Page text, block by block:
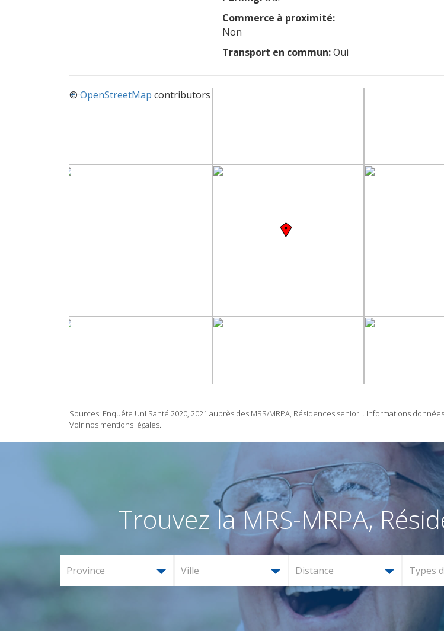
Commerce à proximité:
Non
Transport en commun:Oui
+−
©OpenStreetMap contributors
Sources: Enquête Uni Santé 2020, 2021 auprès des MRS/MRPA, Résidences senior... Informations
Voir nos mentions légales.
Trouvez la MRS-MRPA,
Province Ville Distance Types